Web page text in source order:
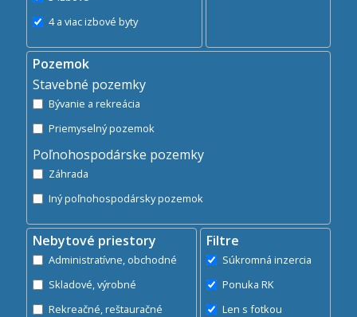
4 a viac izbové byty
Pozemok
Stavebné pozemky
Bývanie a rekreácia
Priemyselný pozemok
Poľnohospodárske pozemky
Záhrada
Iný poľnohospodársky pozemok
Nebytové priestory
Administratívne, obchodné
Skladové, výrobné
Rekreačné, reštauračné
Filtre
Súkromná inzercia
Ponuka RK
Len s fotkou